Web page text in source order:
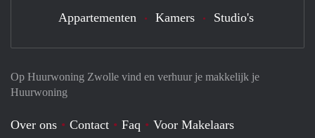
Op Huurwoning Zwolle vind en verhuur je makkelijk je
Huurwoning
Over ons Contact Faq Voor Makelaars
Appartementen Kamers Studio's